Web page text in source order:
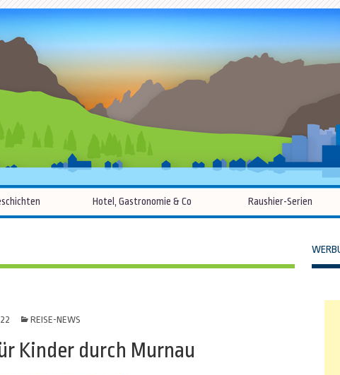
Hotel, Gastronomie & Co Raushier-Serien
REISE-NEWS
Kinder durch Murnau